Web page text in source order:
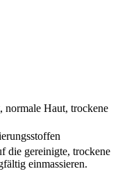
normale Haut, trockene
die gereinigte, trockene
einmassieren.